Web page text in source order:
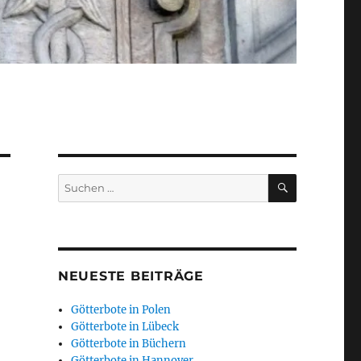
Suchen
nach:
SUCHEN
NEUESTE BEITRÄGE
Götterbote in Polen
Götterbote in Lübeck
Götterbote in Büchern